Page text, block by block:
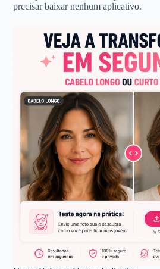
precisar baixar nenhum aplicativo.